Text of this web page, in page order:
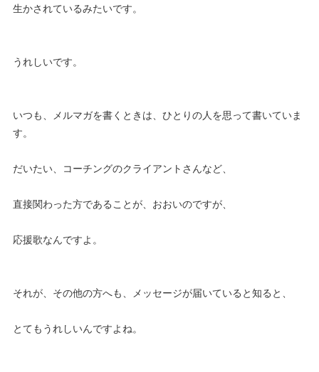
生かされているみたいです。
うれしいです。
いつも、メルマガを書くときは、ひとりの人を思って書いていま
す。
だいたい、コーチングのクライアントさんなど、
直接関わった方であることが、おおいのですが、
応援歌なんですよ。
それが、その他の方へも、メッセージが届いていると知ると、
とてもうれしいんですよね。